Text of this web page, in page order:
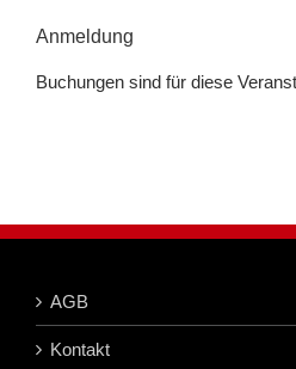
Anmeldung
Buchungen sind für diese
AGB
Kontakt